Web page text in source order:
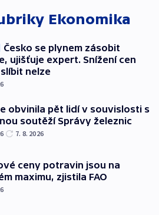
Ekonomika
Česko se plynem zásobit
ujišťuje expert. Snížení cen
nelze
obvinila pět lidí v souvislosti s
soutěží Správy železnic
7. 8. 2026
ceny potravin jsou na
maximu, zjistila FAO